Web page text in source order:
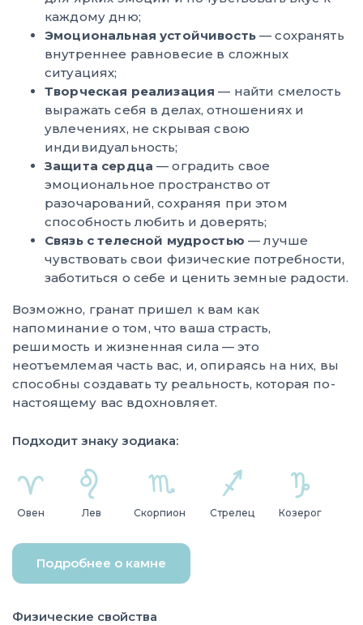
каждому дню;
Эмоциональная устойчивость— сохранять
внутреннее равновесие в сложных
ситуациях;
Творческая реализация— найти смелость
выражать себя в делах, отношениях и
увлечениях, не скрывая свою
индивидуальность;
Защита сердца — оградить свое
эмоциональное пространство от
разочарований, сохраняя при этом
способность любить и доверять;
Связь с телесной мудростью — лучше
чувствовать свои физические потребности,
заботиться о себе и ценить земные радости.
Возможно, гранат пришел к вам как
напоминание о том, что ваша страсть,
решимость и жизненная сила — это
неотъемлемая часть вас, и, опираясь на них, вы
способны создавать ту реальность, которая по-
настоящему вас вдохновляет.
Подходит знаку зодиака:
Овен Лев Скорпион Стрелец Козерог
Подробнее о камне
Физические свойства